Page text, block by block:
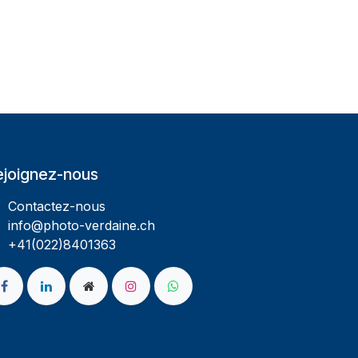
nous
Contactez-nous
info@photo-verdaine.ch​
​​+41(022)8401363